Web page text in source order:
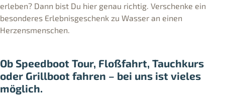
erleben? Dann bist Du hier genau richtig. Verschenke ein
besonderes Erlebnisgeschenk zu Wasser an einen
Herzensmenschen.
Ob Speedboot Tour, Floßfahrt, Tauchkurs
oder Grillboot fahren – bei uns ist vieles
möglich.